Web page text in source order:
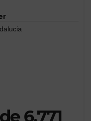
6,771